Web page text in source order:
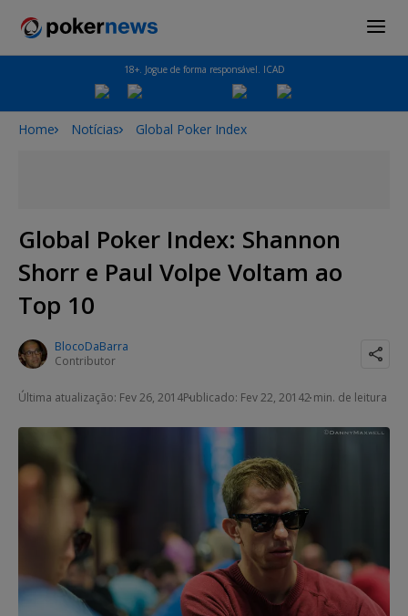
18+. Jogue de forma responsável. ICAD
Home Notícias Global Poker Index
Global Poker Index: Shannon
Shorr e Paul Volpe Voltam ao
Top 10
BlocoDaBarra
Contributor
Última atualização: Fev 26, 2014Publicado: Fev 22, 20142 min. de leitura